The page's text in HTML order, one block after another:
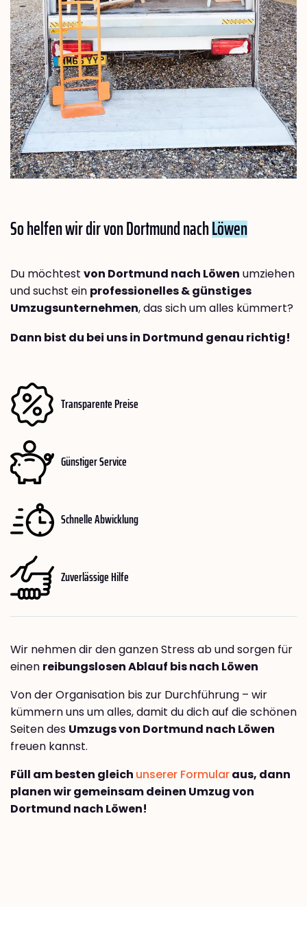
So helfen wir dir von Dortmund nachLöwen
Du möchtest von Dortmund nach Löwen umziehen
und suchst ein professionelles & günstiges
Umzugsunternehmen, das sich um alles kümmert?
Dann bist du bei uns in Dortmund genau richtig!
Transparente Preise
Günstiger Service
Schnelle Abwicklung
Zuverlässige Hilfe
Wir nehmen dir den ganzen Stress ab und sorgen für
einen reibungslosen Ablauf bis nach Löwen
Von der Organisation bis zur Durchführung – wir
kümmern uns um alles, damit du dich auf die schönen
Seiten des Umzugs von Dortmund nach Löwen
freuen kannst.
Füll am besten gleich unserer Formularaus, dann
planen wir gemeinsam deinen Umzug von
Dortmund nach Löwen!